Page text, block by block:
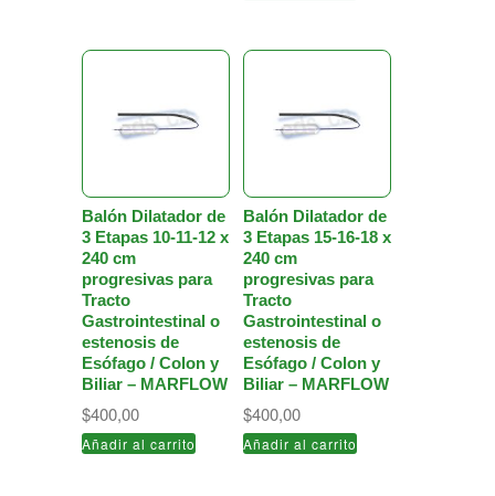
Balón Dilatador de
3 Etapas 10-11-12 x
240 cm
progresivas para
Tracto
Gastrointestinal o
estenosis de
Esófago / Colon y
Biliar – MARFLOW
$400,00
Añadir al carrito
Balón Dilatador de
3 Etapas 15-16-18 x
240 cm
progresivas para
Tracto
Gastrointestinal o
estenosis de
Esófago / Colon y
Biliar – MARFLOW
$400,00
Añadir al carrito